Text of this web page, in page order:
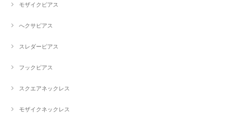
モザイクピアス
へクサピアス
スレダーピアス
フックピアス
スクエアネックレス
モザイクネックレス